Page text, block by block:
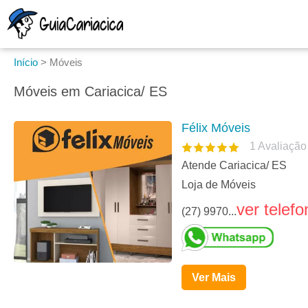
Início > Móveis
Móveis em Cariacica/ ES
Félix Móveis
1 Avaliação
Atende Cariacica/ ES
Loja de Móveis
(27) 9970...ver
Ver Mais